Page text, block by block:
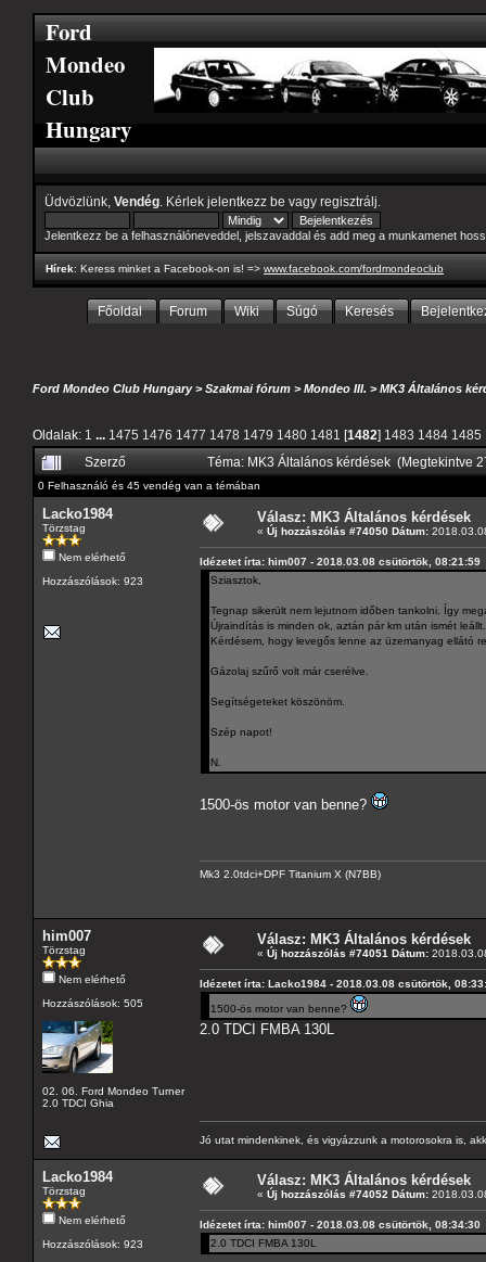
Ford
Mondeo
Club
Hungary
Üdvözlünk, Vendég . Kérlek jelentkezz be vagy regisztrálj
Jelentkezz be a felhasználóneveddel, jelszavaddal és add meg a munkamenet
Hírek: Keress minket a Facebook-on is! => www.facebook.com/fordmondeoclub
Főoldal Forum Wiki Súgó Keresés
Ford Mondeo Club Hungary>Szakmai fórum >Mondeo III. >MK3 Általános
Oldalak: 1 ... 1475 1476 1477 1478 1479 1480 1481 [1482] 1483 1484 1485
Szerző
Téma: MK3 Általános kérdések (Megtekintve
0 Felhasználó és 45 vendég van a témában
Lacko1984
Törzstag
Nem elérhető
Hozzászólások: 923
Válasz: MK3 Általános kérdések
« Új hozzászólás #74050 Dátum:
Idézetet írta: him007 - 2018.03.08 csütörtök, 08:21:59
Sziasztok,
Tegnap sikerült nem lejutnom időben tankolni. Így
Újraindítás is minden ok, aztán pár km után ismét leállt.
Kérdésem, hogy levegős lenne az üzemanyag ellátó
Gázolaj szűrő volt már cserélve.
Segítségeteket köszönöm.
Szép napot!
N.
1500-ös motor van benne?
Mk3 2.0tdci+DPF Titanium X (N7BB)
him007
Törzstag
Nem elérhető
Hozzászólások: 505
02. 06. Ford Mondeo Turner
2.0 TDCI Ghia
Válasz: MK3 Általános kérdések
« Új hozzászólás #74051 Dátum:
Idézetet írta: Lacko1984 - 2018.03.08 csütörtök,
1500-ös motor van benne?
2.0 TDCI FMBA 130L
Jó utat mindenkinek, és vigyázzunk a motorosokra is,
Lacko1984
Törzstag
Nem elérhető
Hozzászólások: 923
Válasz: MK3 Általános kérdések
« Új hozzászólás #74052 Dátum:
Idézetet írta: him007 - 2018.03.08 csütörtök, 08:34:30
2.0 TDCI FMBA 130L